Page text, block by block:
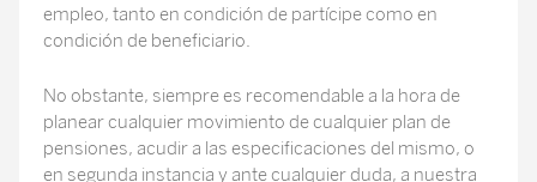
empleo, tanto en condición de partícipe como en
condición de beneficiario.
No obstante, siempre es recomendable a la hora de
planear cualquier movimiento de cualquier plan de
pensiones, acudir a las especificaciones del mismo, o
en segunda instancia y ante cualquier duda, a nuestra